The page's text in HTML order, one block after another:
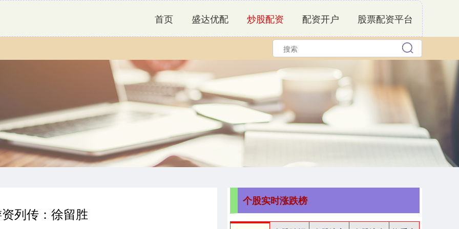
首页 盛达优配 炒股配资 配资开户 股票配资平台
列传：徐留胜
个股实时涨跌榜